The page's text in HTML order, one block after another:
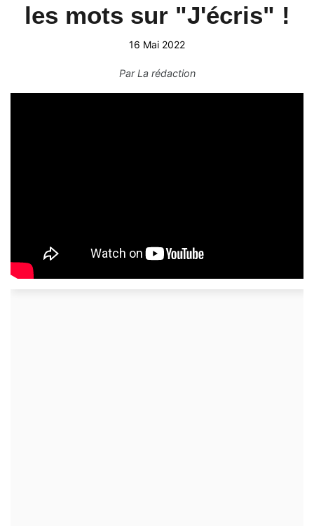
les mots sur "J'écris" !
16 Mai 2022
ParLa rédaction